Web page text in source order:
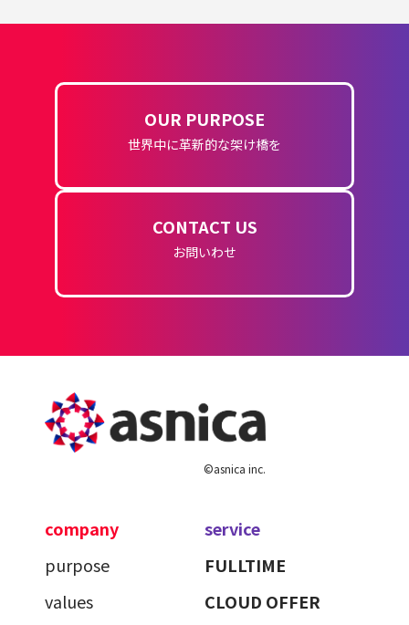
OUR PURPOSE
世界中に革新的な架け橋を
CONTACT US
お問いわせ
©asnica inc.
company
purpose
values
service
FULLTIME
CLOUD OFFER